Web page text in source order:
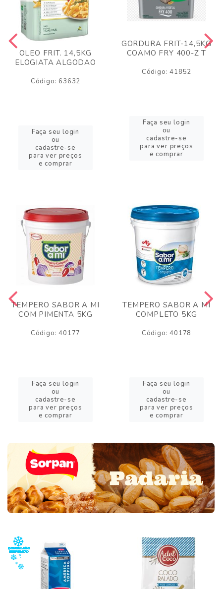
OLEO FRIT. 14,5KG
ELOGIATA ALGODAO
Código: 63632
Faça seu login
ou
cadastre-se
para ver preços
e comprar
GORDURA FRIT-14,5KG
COAMO FRY 400-Z T
Código: 41852
Faça seu login
ou
cadastre-se
para ver preços
e comprar
TEMPERO SABOR A MI
COM PIMENTA 5KG
Código: 40177
Faça seu login
ou
cadastre-se
para ver preços
e comprar
TEMPERO SABOR A MI
COMPLETO 5KG
Código: 40178
Faça seu login
ou
cadastre-se
para ver preços
e comprar